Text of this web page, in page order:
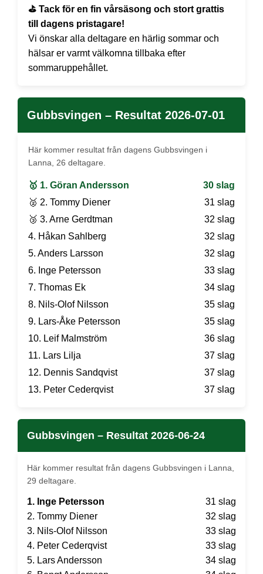
⛳ Tack för en fin vårsäsong och stort grattis
till dagens pristagare!
Vi önskar alla deltagare en härlig sommar och
hälsar er varmt välkomna tillbaka efter
sommaruppehållet.
Gubbsvingen – Resultat 2026-07-01
Här kommer resultat från dagens Gubbsvingen i
Lanna, 26 deltagare.
🥇 1. Göran Andersson
30 slag
🥈 2. Tommy Diener
31 slag
🥉 3. Arne Gerdtman
32 slag
4. Håkan Sahlberg
32 slag
5. Anders Larsson
32 slag
6. Inge Petersson
33 slag
7. Thomas Ek
34 slag
8. Nils-Olof Nilsson
35 slag
9. Lars-Åke Petersson
35 slag
10. Leif Malmström
36 slag
11. Lars Lilja
37 slag
12. Dennis Sandqvist
37 slag
13. Peter Cederqvist
37 slag
Gubbsvingen – Resultat 2026-06-24
Här kommer resultat från dagens Gubbsvingen i Lanna,
29 deltagare.
1. Inge Petersson
31 slag
2. Tommy Diener
32 slag
3. Nils-Olof Nilsson
33 slag
4. Peter Cederqvist
33 slag
5. Lars Andersson
34 slag